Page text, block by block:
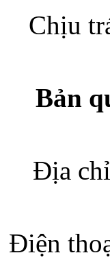
Chịu
Bản
Địa
Điện